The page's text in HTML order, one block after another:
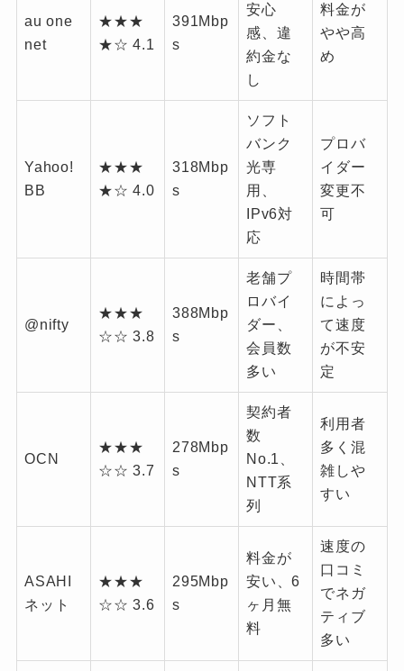
au one
net
★★★
★☆ 4.1
391Mbp
s
安心
感、違
約金な
し
料金が
やや高
め
Yahoo!
BB
★★★
★☆ 4.0
318Mbp
s
ソフト
バンク
光専
用、
IPv6対
応
プロバ
イダー
変更不
可
@nifty
★★★
☆☆ 3.8
388Mbp
s
老舗プ
ロバイ
ダー、
会員数
多い
時間帯
によっ
て速度
が不安
定
OCN
★★★
☆☆ 3.7
278Mbp
s
契約者
数
No.1、
NTT系
列
利用者
多く混
雑しや
すい
ASAHI
ネット
★★★
☆☆ 3.6
295Mbp
s
料金が
安い、6
ヶ月無
料
速度の
口コミ
でネガ
ティブ
多い